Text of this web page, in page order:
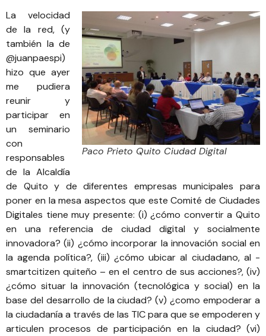
Paco Prieto Quito Ciudad Digital
La velocidad
de la red, (y
también la de
@juanpaespi)
hizo que ayer
me pudiera
reunir y
participar en
un seminario
con
responsables
de la Alcaldía
de Quito y de diferentes empresas municipales para
poner en la mesa aspectos que este Comité de Ciudades
Digitales tiene muy presente: (i) ¿cómo convertir a Quito
en una referencia de ciudad digital y socialmente
innovadora? (ii) ¿cómo incorporar la innovación social en
la agenda política?, (iii) ¿cómo ubicar al ciudadano, al -
smartcitizen quiteño – en el centro de sus acciones?, (iv)
¿cómo situar la innovación (tecnológica y social) en la
base del desarrollo de la ciudad? (v) ¿como empoderar a
la ciudadanía a través de las TIC para que se empoderen y
articulen procesos de participación en la ciudad? (vi)